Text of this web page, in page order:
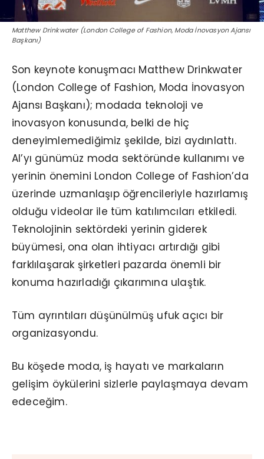
Matthew Drinkwater (London College of Fashion, Moda İnovasyon Ajansı
Başkanı)
Son keynote konuşmacı Matthew Drinkwater
(London College of Fashion, Moda İnovasyon
Ajansı Başkanı); modada teknoloji ve
inovasyon konusunda, belki de hiç
deneyimlemediğimiz şekilde, bizi aydınlattı.
AI’yı günümüz moda sektöründe kullanımı ve
yerinin önemini London College of Fashion’da
üzerinde uzmanlaşıp öğrencileriyle hazırlamış
olduğu videolar ile tüm katılımcıları etkiledi.
Teknolojinin sektördeki yerinin giderek
büyümesi, ona olan ihtiyacı artırdığı gibi
farklılaşarak şirketleri pazarda önemli bir
konuma hazırladığı çıkarımına ulaştık.
Tüm ayrıntıları düşünülmüş ufuk açıcı bir
organizasyondu.
Bu köşede moda, iş hayatı ve markaların
gelişim öykülerini sizlerle paylaşmaya devam
edeceğim.